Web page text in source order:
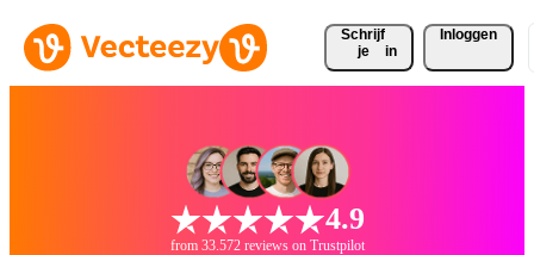
Schrijf
je
in
Inloggen
4.9
from 33.572 reviews on Trustpilot